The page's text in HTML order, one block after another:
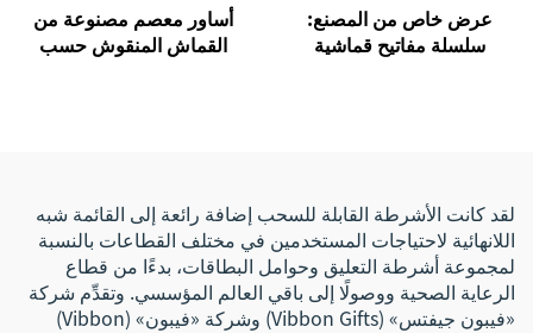
عرض خاص من المصنع:
سلسلة مفاتيح قماشية
أساور معصم مصنوعة من
القماش المنقوش حسب
لقد كانت الأشرطة القابلة للسحب إضافة رائعة إلى القائمة شبه
اللانهائية لاحتياجات المستخدمين في مختلف القطاعات بالنسبة
لمجموعة أشرطة التعليق وحوامل البطاقات، بدءًا من قطاع
الرعاية الصحية ووصولًا إلى باقي العالم المؤسسي. وتقدِّم شركة
«فيبون جيفتس» (Vibbon Gifts) وشركة «فيبون» (Vibbon)